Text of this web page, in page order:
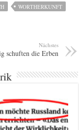
WORTHERKUNFT
Nächstes
schuften die Erben